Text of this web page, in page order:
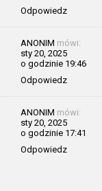
Odpowiedz
ANONIM mówi:
sty 20, 2025
o godzinie 19:46
Odpowiedz
ANONIM mówi:
sty 20, 2025
o godzinie 17:41
Odpowiedz